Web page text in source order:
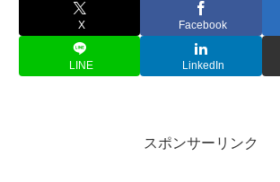
X Facebook
LINE LinkedIn
スポンサーリンク